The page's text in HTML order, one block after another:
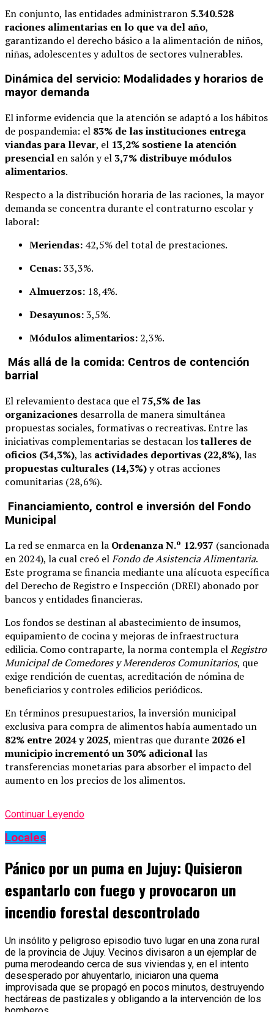
En conjunto, las entidades administraron 5.340.528
raciones alimentarias en lo que va del año,
garantizando el derecho básico a la alimentación de niños,
niñas, adolescentes y adultos de sectores vulnerables.
Dinámica del servicio: Modalidades y horarios de
mayor demanda
El informe evidencia que la atención se adaptó a los hábitos
de pospandemia: el 83% de las instituciones entrega
viandas para llevar, el 13,2% sostiene la atención
presencial en salón y el 3,7% distribuye módulos
alimentarios.
Respecto a la distribución horaria de las raciones, la mayor
demanda se concentra durante el contraturno escolar y
laboral:
Meriendas: 42,5% del total de prestaciones.
Cenas:33,3%.
Almuerzos: 18,4%.
Desayunos:3,5%.
Módulos alimentarios: 2,3%.
Más allá de la comida: Centros de contención
barrial
El relevamiento destaca que el75,5% de las
organizaciones desarrolla de manera simultánea
propuestas sociales, formativas o recreativas. Entre las
iniciativas complementarias se destacan lostalleres de
oficios (34,3%), las actividades deportivas (22,8%), las
propuestas culturales (14,3%)y otras acciones
comunitarias (28,6%).
Financiamiento, control e inversión del Fondo
Municipal
La red se enmarca en la Ordenanza N.º 12.937 (sancionada
en 2024), la cual creó elFondo de Asistencia Alimentaria.
Este programa se financia mediante una alícuota específica
del Derecho de Registro e Inspección (DREI) abonado por
bancos y entidades financieras.
Los fondos se destinan al abastecimiento de insumos,
equipamiento de cocina y mejoras de infraestructura
edilicia. Como contraparte, la norma contempla elRegistro
Municipal de Comedores y Merenderos Comunitarios, que
exige rendición de cuentas, acreditación de nómina de
beneficiarios y controles edilicios periódicos.
En términos presupuestarios, la inversión municipal
exclusiva para compra de alimentos había aumentado un
82% entre 2024 y 2025, mientras que durante 2026 el
municipio incrementó un 30% adicionallas
transferencias monetarias para absorber el impacto del
aumento en los precios de los alimentos.
Continuar Leyendo
Locales
Pánico por un puma en Jujuy: Quisieron
espantarlo con fuego y provocaron un
incendio forestal descontrolado
Un insólito y peligroso episodio tuvo lugar en una zona rural
de la provincia de Jujuy. Vecinos divisaron a un ejemplar de
puma merodeando cerca de sus viviendas y, en el intento
desesperado por ahuyentarlo, iniciaron una quema
improvisada que se propagó en pocos minutos, destruyendo
hectáreas de pastizales y obligando a la intervención de los